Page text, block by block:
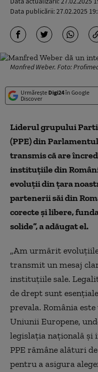
Data publicării:27.02.2025
Manfred Weber. Foto:
Urmărește Digi24în Google
Discover
Liderul grupului
(PPE) din
transmis că are
instituțiile din
evoluții din țara
partenerii săi din
corecte și libere,
solide”, a adăugat el.
„Am urmărit
transmit un mesaj
instituțiile sale.
de drept sunt
prevala. România
Uniunii Europene,
legislația națională și
PPE rămâne alături
pentru a asigura